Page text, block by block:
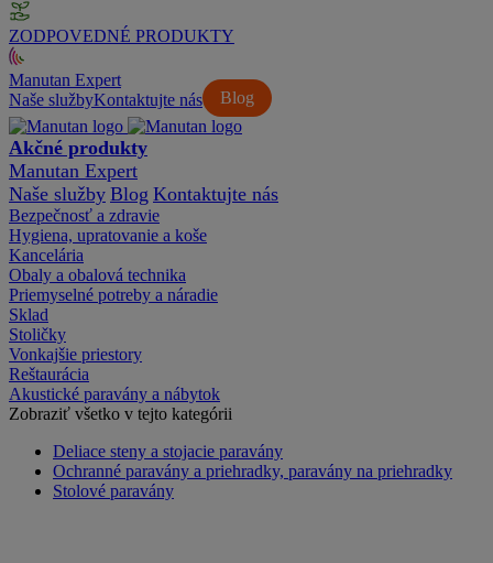
ZODPOVEDNÉ PRODUKTY
Manutan Expert
Naše služby
Blog
Kontaktujte nás
Akčné produkty
Manutan Expert
Naše služby Blog Kontaktujte nás
Bezpečnosť a zdravie
Hygiena, upratovanie a koše
Kancelária
Obaly a obalová technika
Priemyselné potreby a náradie
Sklad
Stoličky
Vonkajšie priestory
Reštaurácia
Akustické paravány a nábytok
Zobraziť všetko v tejto kategórii
Deliace steny a stojacie paravány
Ochranné paravány a priehradky, paravány na priehradky
Stolové paravány